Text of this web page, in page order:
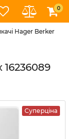
0
Hager Berker
16236089
Суперціна